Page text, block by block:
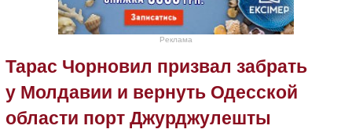
Реклама
Тарас Чорновил призвал забрать
у Молдавии и вернуть Одесской
области порт Джурджулешты